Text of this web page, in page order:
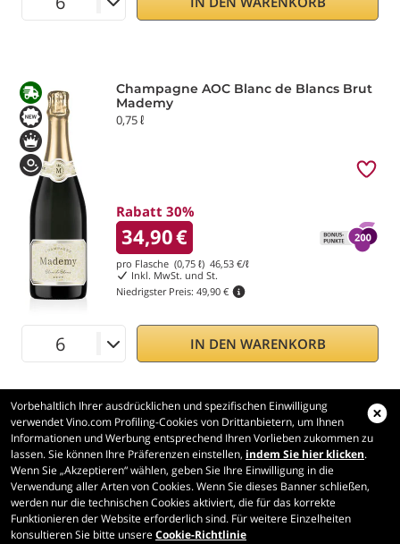
Champagne AOC Blanc de Blancs Brut
Mademy
0,75 ℓ
Rabatt 30%
34,90€
pro Flasche (0,75 ℓ) 46,53 €/ℓ
Inkl. MwSt. und St.
Niedrigster Preis: 49,90 €
IN DEN WARENKORB
Vorbehaltlich Ihrer ausdrücklichen und spezifischen Einwilligung
verwendet Vino.com Profiling-Cookies von Drittanbietern, um Ihnen
Informationen und Werbung entsprechend Ihren Vorlieben zukommen zu
lassen. Sie können Ihre Präferenzen einstellen, indem Sie hier klicken.
Wenn Sie „Akzeptieren“ wählen, geben Sie Ihre Einwilligung in die
Verwendung aller Arten von Cookies. Wenn Sie dieses Banner schließen,
werden nur die technischen Cookies aktiviert, die für das korrekte
Funktionieren der Website erforderlich sind. Für weitere Einzelheiten
konsultieren Sie bitte unsereCookie-Richtlinie
Vino.com
Made with
in Tuscany
Seite erstellt in 169 ms
production-front-2-1Copyright © 2026 VINO.COM 3ND S.r.l.